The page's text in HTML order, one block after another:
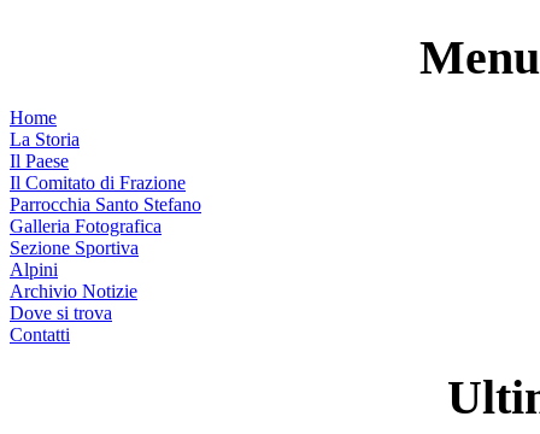
Home
La Storia
Il Paese
Il Comitato di Frazione
Parrocchia Santo Stefano
Galleria Fotografica
Sezione Sportiva
Alpini
Archivio Notizie
Dove si trova
Contatti